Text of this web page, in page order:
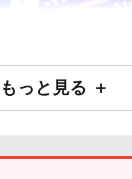
もっと見る ＋